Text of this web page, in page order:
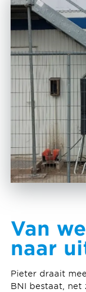
Van
naar
Pieter draait
BNI bestaat, net